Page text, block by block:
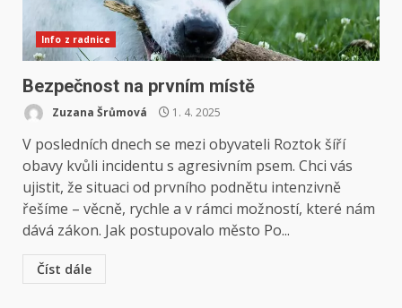
Info z radnice
Bezpečnost na prvním místě
Zuzana Šrůmová 1. 4. 2025
V posledních dnech se mezi obyvateli Roztok šíří
obavy kvůli incidentu s agresivním psem. Chci vás
ujistit, že situaci od prvního podnětu intenzivně
řešíme – věcně, rychle a v rámci možností, které nám
dává zákon. Jak postupovalo město Po...
Číst dále